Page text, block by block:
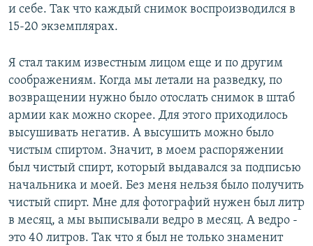
и себе. Так что каждый снимок воспроизводился в
15-20 экземплярах.
Я стал таким известным лицом еще и по другим
соображениям. Когда мы летали на разведку, по
возвращении нужно было отослать снимок в штаб
армии как можно скорее. Для этого приходилось
высушивать негатив. А высушить можно было
чистым спиртом. Значит, в моем распоряжении
был чистый спирт, который выдавался за подписью
начальника и моей. Без меня нельзя было получить
чистый спирт. Мне для фотографий нужен был литр
в месяц, а мы выписывали ведро в месяц. А ведро -
это 40 литров. Так что я был не только знаменит